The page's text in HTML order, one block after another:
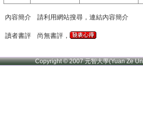
內容簡介 請利用網站搜尋，連結內容簡介
讀者書評 尚無書評，
Copyright © 2007 元智大學(Yuan Ze